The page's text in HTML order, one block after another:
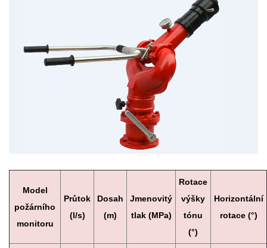
Model
požárního
monitoru
Průtok
(l/s)
Dosah
(m)
Jmenovitý
tlak (MPa)
Rotace
výšky
tónu
(°)
Horizontální
rotace (°)